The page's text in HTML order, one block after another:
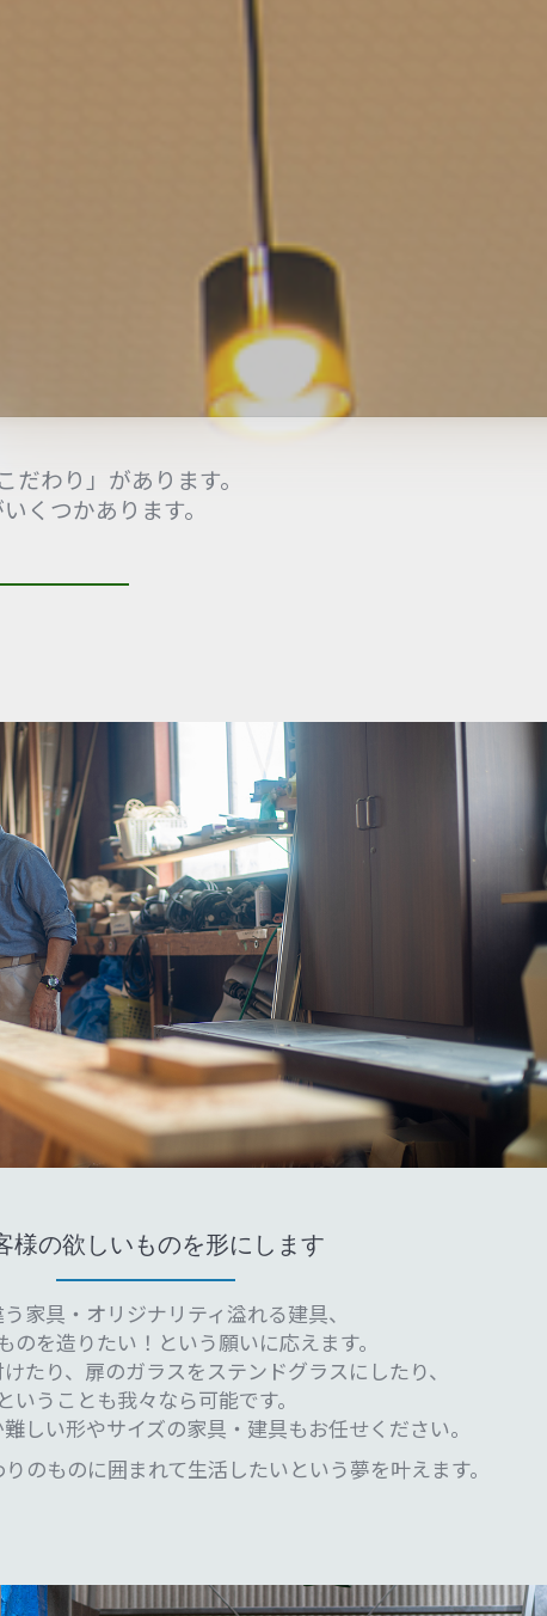
わり」があります。
くつかあります。
様の欲しいものを形にします
家具・オリジナリティ溢れる建具、
のを造りたい！という願いに応えます。
たり、扉のガラスをステンドグラスにしたり、
ということも我々なら可能です。
しい形やサイズの家具・建具もお任せください。
のものに囲まれて生活したいという夢を叶えます。